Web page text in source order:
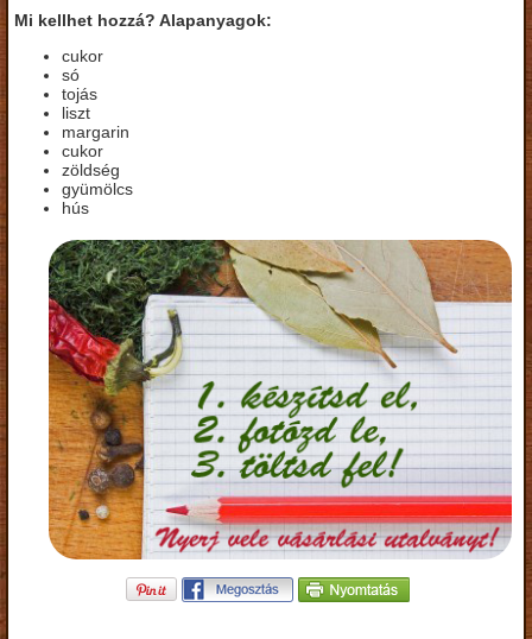
Mi kellhet hozzá? Alapanyagok:
cukor
só
tojás
liszt
margarin
cukor
zöldség
gyümölcs
hús